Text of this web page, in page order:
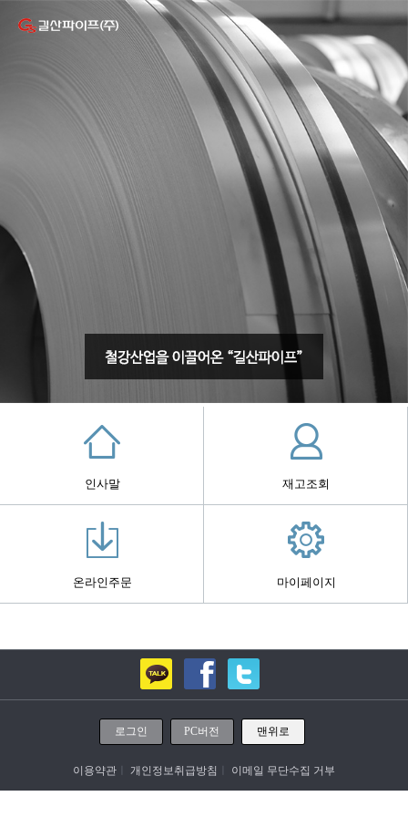
인사말 재고조회
온라인주문 마이페이지
로그인 PC버전 맨위로
이용약관 개인정보취급방침 이메일 무단수집 거부